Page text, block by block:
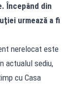
Începând din
urmează a fi
nerelocat este
actualul sediu,
cu Casa